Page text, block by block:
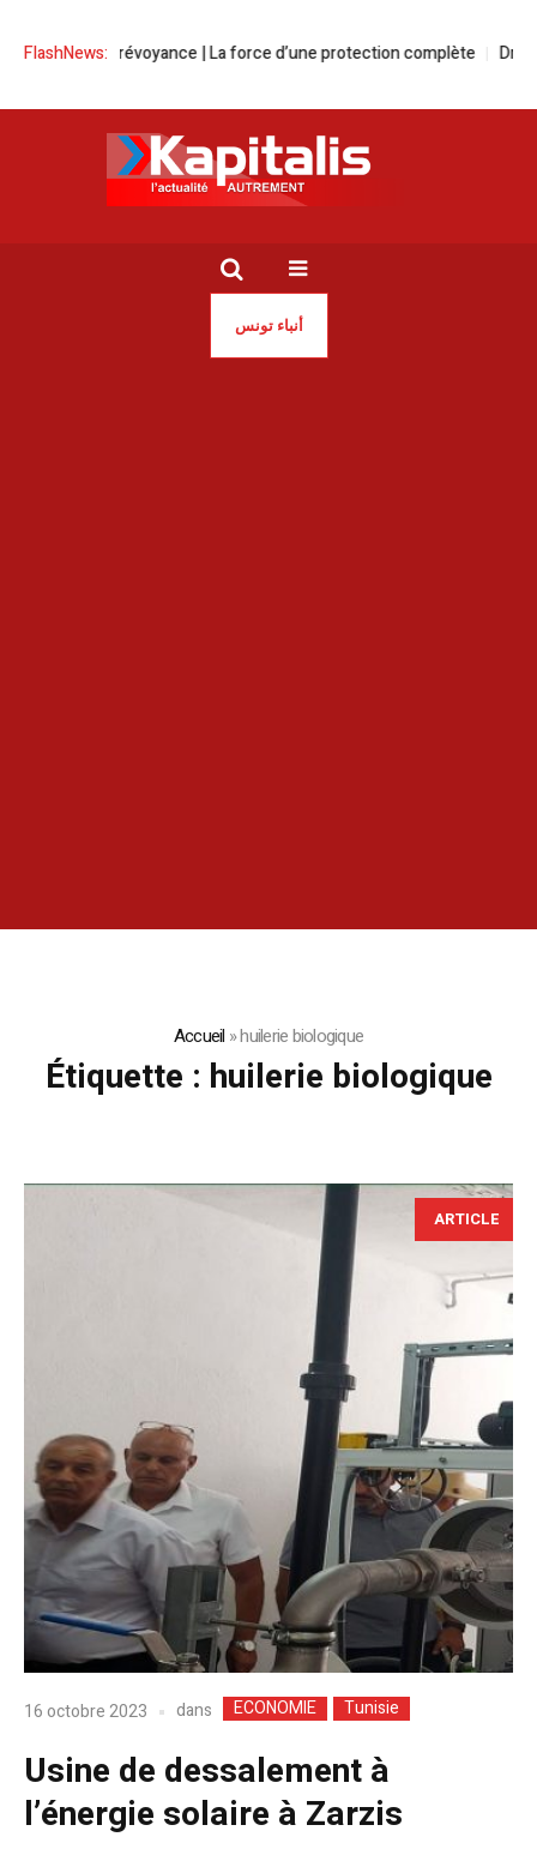
FlashNews:
Globale Prévoyance | La force d’une protection complète
أنباء تونس
Accueil »huilerie biologique
Étiquette : huilerie biologique
ARTICLE
16 octobre 2023 dans ECONOMIE Tunisie
Usine de dessalement à
l’énergie solaire à Zarzis